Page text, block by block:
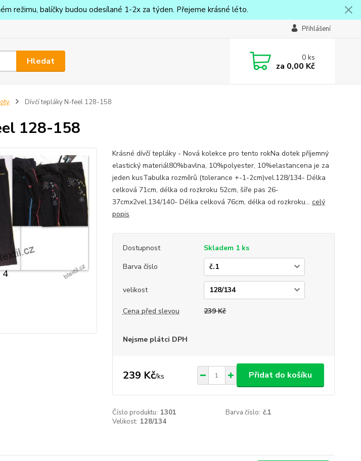
režimu, balíčky budou odesílané 1-2x za týden. Přejeme krásné léto.
Přihlášení
Hledat 0ks
za 0,00 Kč
Dívčí tepláky N-feel 128-158
128-158
Krásné dívčí tepláky - Nová kolekce pro tento rokNa dotek příjemný
elastický materiál80%bavlna, 10%polyester, 10%elastancena je za
jeden kusTabulka rozměrů (tolerance +-1-2cm)vel.128/134- Délka
celková 71cm, délka od rozkroku 52cm, šíře pas 26-
37cmx2vel.134/140- Délka celková 76cm, délka od rozkroku... celý
popis
Dostupnost
Skladem 1 ks
Barva číslo
velikost
Cena před slevou 239 Kč
Nejsme plátci DPH
239 Kč/ks Přidat do košíku
Číslo produktu: 1301 Barva číslo: č.1
Velikost: 128/134